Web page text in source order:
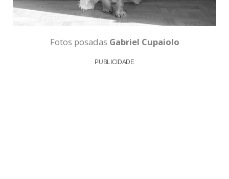
Fotos posadas Gabriel Cupaiolo
PUBLICIDADE